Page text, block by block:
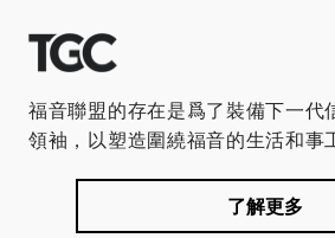
福音聯盟的存在是爲了裝備下一代
領袖，以塑造圍繞福音的生活和事
了解更多